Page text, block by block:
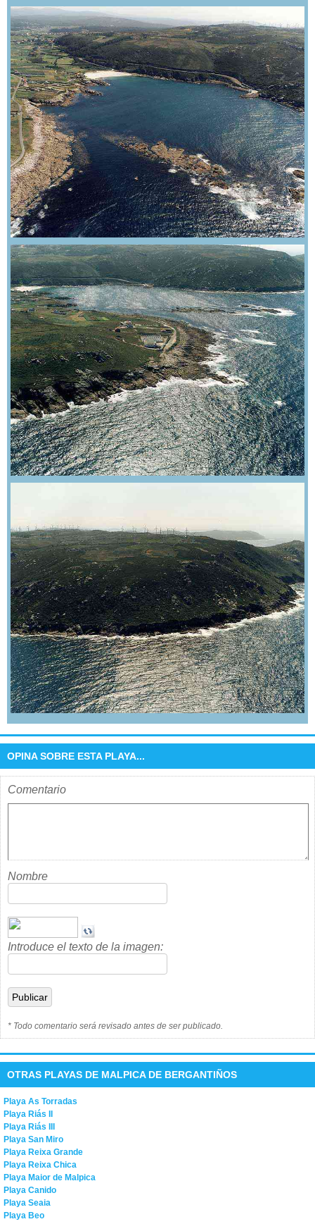
OPINA SOBRE ESTA PLAYA...
Comentario
Nombre
Introduce el texto de la imagen:
* Todo comentario será revisado antes de ser publicado.
OTRAS PLAYAS DE MALPICA DE BERGANTIÑOS
Playa As Torradas
Playa Riás II
Playa Riás III
Playa San Miro
Playa Reixa Grande
Playa Reixa Chica
Playa Maior de Malpica
Playa Canido
Playa Seaia
Playa Beo